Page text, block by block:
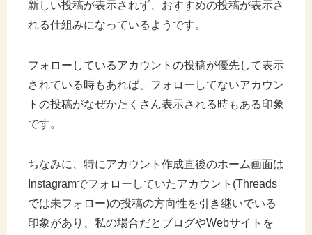
新しい投稿が表示されず、おすすめの投稿が表示さ
れる仕組みになっているようです。
フォローしているアカウントの投稿が優先して表示
されている時もあれば、フォローしてないアカウン
トの投稿がなぜかたくさん表示される時もある印象
です。
ちなみに、特にアカウント作成直後のホーム画面は
Instagramでフォローしていたアカウント(Threads
では未フォロー)の投稿の方向性を引き継いでいる
印象があり、私の場合だとブログやWebサイトを